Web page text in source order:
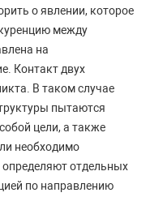
о явлении, которое
между
на
Контакт двух
В таком случае
пытаются
цели, а также
необходимо
отдельных
по направлению